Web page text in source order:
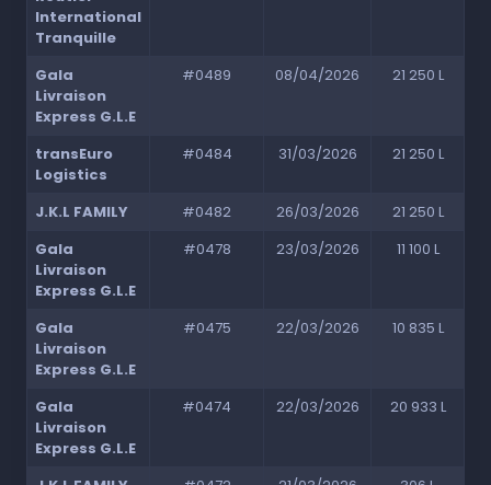
International
Tranquille
Gala
Livraison
Express G.L.E
#0489 08/04/2026 21 250 L
transEuro
Logistics
#0484 31/03/2026 21 250 L
J.K.L FAMILY #0482 26/03/2026
21 250 L
Gala
Livraison
Express G.L.E
#0478 23/03/2026 11 100 L
Gala
Livraison
Express G.L.E
#0475 22/03/2026 10 835 L
Gala
Livraison
Express G.L.E
#0474 22/03/2026 20 933 L